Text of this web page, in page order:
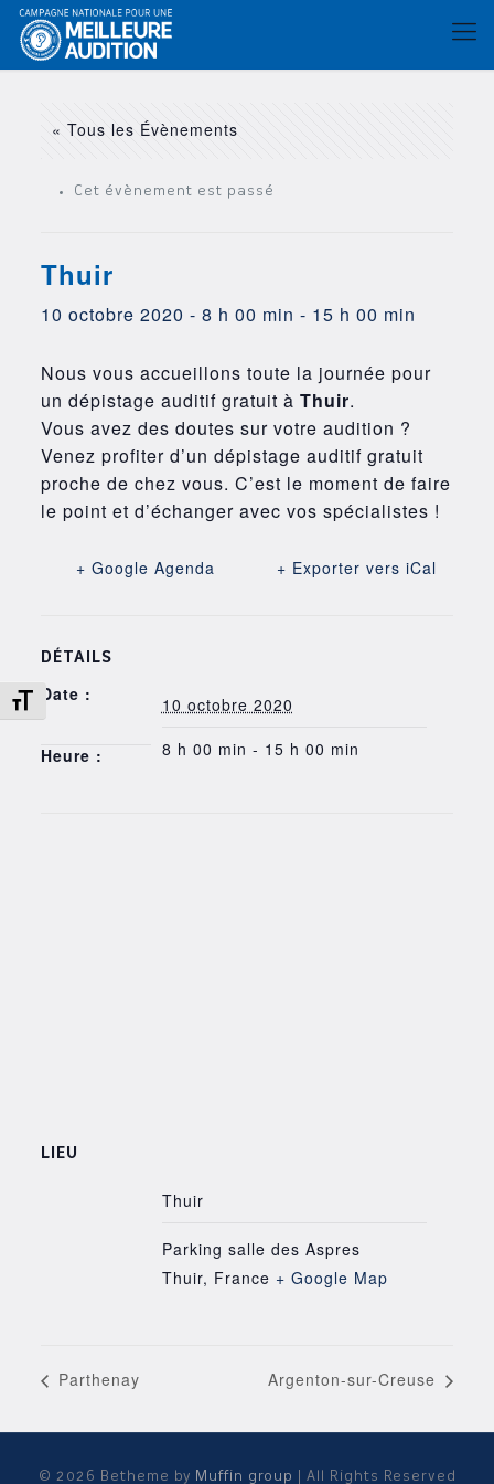
Changer la taille de la police
« Tous les Évènements
Cet évènement est passé
Thuir
10 octobre 2020 - 8 h 00 min - 15 h 00 min
Nous vous accueillons toute la journée pour
un dépistage auditif gratuit à Thuir.
Vous avez des doutes sur votre audition ?
Venez profiter d’un dépistage auditif gratuit
proche de chez vous. C’est le moment de faire
le point et d’échanger avec vos spécialistes !
+ Google Agenda + Exporter vers iCal
DÉTAILS
Date : 10 octobre 2020
Heure : 8 h 00 min - 15 h 00 min
LIEU
Thuir
Parking salle des Aspres
Thuir, France + Google Map
Parthenay Argenton-sur-Creuse
© 2026 Betheme by Muffin group | All Rights Reserved